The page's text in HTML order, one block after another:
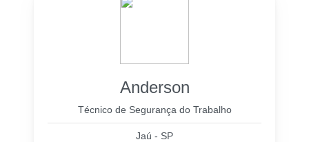
Anderson
Técnico de Segurança do Trabalho
Jaú - SP